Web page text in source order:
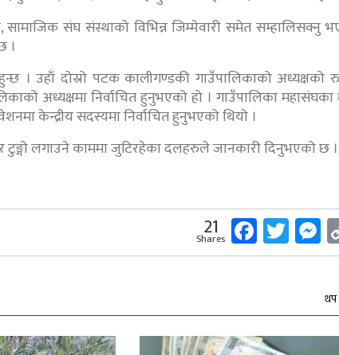
संघ संस्थाको विभिन्न जिम्मेवारी समेत सम्हालिसक्नु
।
। उहाँ दोस्रो पटक कालीगण्डकी गाउँपालिकाको अध्यक्षको
अध्यक्षमा निर्वाचित हुनुभएको हो । गाउँपालिका
केन्द्रीय सदस्यमा निर्वाचित हुनुभएको थियो ।
लगाउने काममा जुटिरहेका दलहरुले जानकारी दिनुभएको छ ।
21
Shares
थप